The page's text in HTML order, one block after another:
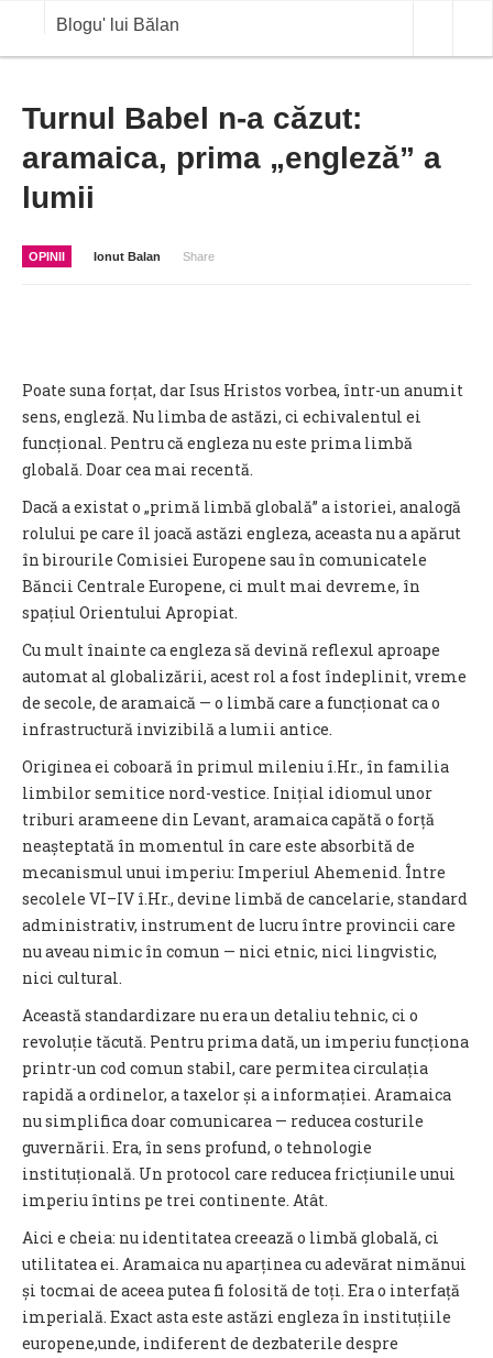
Blogu' lui Bălan
ANALIZE
BLOG IN DIALOG
Turnul Babel n-a căzut:
aramaica, prima „engleză” a
lumii
OPINII Ionut Balan Share
Poate suna forțat, dar Isus Hristos vorbea, într-un anumit
sens, engleză. Nu limba de astăzi, ci echivalentul ei
funcțional. Pentru că engleza nu este prima limbă
globală. Doar cea mai recentă.
Dacă a existat o „primă limbă globală” a istoriei, analogă
rolului pe care îl joacă astăzi engleza, aceasta nu a apărut
în birourile Comisiei Europene sau în comunicatele
Băncii Centrale Europene, ci mult mai devreme, în
spațiul Orientului Apropiat.
Cu mult înainte ca engleza să devină reflexul aproape
automat al globalizării, acest rol a fost îndeplinit, vreme
de secole, de aramaică — o limbă care a funcționat ca o
infrastructură invizibilă a lumii antice.
Originea ei coboară în primul mileniu î.Hr., în familia
limbilor semitice nord-vestice. Inițial idiomul unor
triburi arameene din Levant, aramaica capătă o forță
neașteptată în momentul în care este absorbită de
mecanismul unui imperiu: Imperiul Ahemenid. Între
secolele VI–IV î.Hr., devine limbă de cancelarie, standard
administrativ, instrument de lucru între provincii care
nu aveau nimic în comun — nici etnic, nici lingvistic,
nici cultural.
Această standardizare nu era un detaliu tehnic, ci o
revoluție tăcută. Pentru prima dată, un imperiu funcționa
printr-un cod comun stabil, care permitea circulația
rapidă a ordinelor, a taxelor și a informației. Aramaica
nu simplifica doar comunicarea — reducea costurile
guvernării. Era, în sens profund, o tehnologie
instituțională. Un protocol care reducea fricțiunile unui
imperiu întins pe trei continente. Atât.
Aici e cheia: nu identitatea creează o limbă globală, ci
utilitatea ei. Aramaica nu aparținea cu adevărat nimănui
și tocmai de aceea putea fi folosită de toți. Era o interfață
imperială. Exact asta este astăzi engleza în instituțiile
europene,unde, indiferent de dezbaterile despre